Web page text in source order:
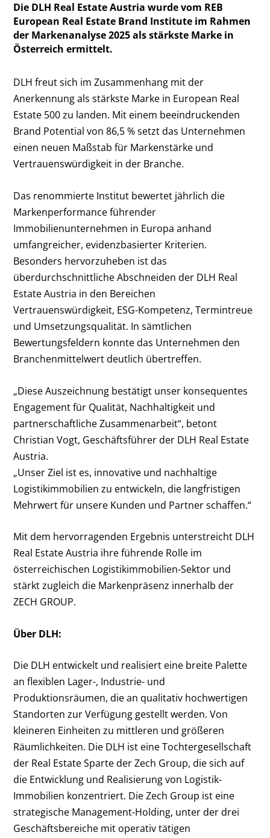
Die DLH Real Estate Austria wurde vom REB
European Real Estate Brand Institute im Rahmen
der Markenanalyse 2025 als stärkste Marke in
Österreich ermittelt.
DLH freut sich im Zusammenhang mit der
Anerkennung als stärkste Marke in European Real
Estate 500 zu landen. Mit einem beeindruckenden
Brand Potential von 86,5 % setzt das Unternehmen
einen neuen Maßstab für Markenstärke und
Vertrauenswürdigkeit in der Branche.
Das renommierte Institut bewertet jährlich die
Markenperformance führender
Immobilienunternehmen in Europa anhand
umfangreicher, evidenzbasierter Kriterien.
Besonders hervorzuheben ist das
überdurchschnittliche Abschneiden der DLH Real
Estate Austria in den Bereichen
Vertrauenswürdigkeit, ESG-Kompetenz, Termintreue
und Umsetzungsqualität. In sämtlichen
Bewertungsfeldern konnte das Unternehmen den
Branchenmittelwert deutlich übertreffen.
„Diese Auszeichnung bestätigt unser konsequentes
Engagement für Qualität, Nachhaltigkeit und
partnerschaftliche Zusammenarbeit“, betont
Christian Vogt, Geschäftsführer der DLH Real Estate
Austria.
„Unser Ziel ist es, innovative und nachhaltige
Logistikimmobilien zu entwickeln, die langfristigen
Mehrwert für unsere Kunden und Partner schaffen.“
Mit dem hervorragenden Ergebnis unterstreicht DLH
Real Estate Austria ihre führende Rolle im
österreichischen Logistikimmobilien-Sektor und
stärkt zugleich die Markenpräsenz innerhalb der
ZECH GROUP.
Über DLH:
Die DLH entwickelt und realisiert eine breite Palette
an flexiblen Lager-, Industrie- und
Produktionsräumen, die an qualitativ hochwertigen
Standorten zur Verfügung gestellt werden. Von
kleineren Einheiten zu mittleren und größeren
Räumlichkeiten. Die DLH ist eine Tochtergesellschaft
der Real Estate Sparte der Zech Group, die sich auf
die Entwicklung und Realisierung von Logistik-
Immobilien konzentriert. Die Zech Group ist eine
strategische Management-Holding, unter der drei
Geschäftsbereiche mit operativ tätigen